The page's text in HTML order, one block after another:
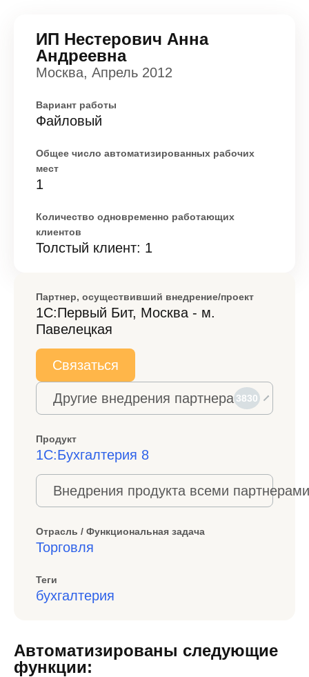
ИП Нестерович Анна
Андреевна
Москва, Апрель 2012
Вариант работы
Файловый
Общее число автоматизированных рабочих
мест
1
Количество одновременно работающих
клиентов
Толстый клиент: 1
Партнер, осуществивший внедрение/проект
1С:Первый Бит, Москва - м.
Павелецкая
Связаться
Другие внедрения партнера 3830
Продукт
1С:Бухгалтерия 8
Внедрения продукта всеми
Отрасль / Функциональная задача
Торговля
Теги
бухгалтерия
Автоматизированы следующие
функции: